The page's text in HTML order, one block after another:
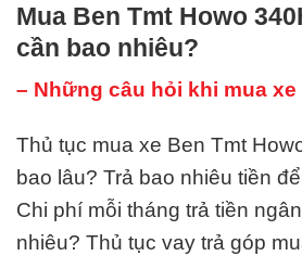
Mua Ben Tmt Howo
cần bao nhiêu?
– Những câu hỏi khi mua xe
Thủ tục mua xe Ben Tmt
bao lâu? Trả bao nhiêu tiền
Chi phí mỗi tháng trả tiền
nhiêu? Thủ tục vay trả góp